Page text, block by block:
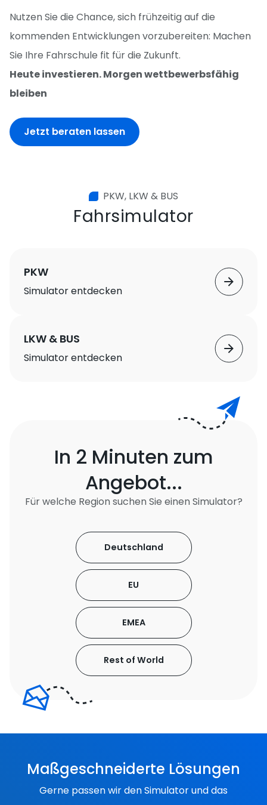
Nutzen Sie die Chance, sich frühzeitig auf die
kommenden Entwicklungen vorzubereiten: Machen
Sie Ihre Fahrschule fit für die Zukunft.
Heute investieren. Morgen wettbewerbsfähig
bleiben
Jetzt beraten lassen
PKW, LKW & BUS
Fahrsimulator
PKW
Simulator entdecken
LKW & BUS
Simulator entdecken
Maßgeschneiderte Lösungen
Gerne passen wir den Simulator und das